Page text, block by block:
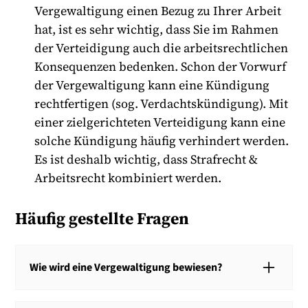
Vergewaltigung einen Bezug zu Ihrer Arbeit
hat, ist es sehr wichtig, dass Sie im Rahmen
der Verteidigung auch die arbeitsrechtlichen
Konsequenzen bedenken. Schon der Vorwurf
der Vergewaltigung kann eine Kündigung
rechtfertigen (sog. Verdachtskündigung). Mit
einer zielgerichteten Verteidigung kann eine
solche Kündigung häufig verhindert werden.
Es ist deshalb wichtig, dass Strafrecht &
Arbeitsrecht kombiniert werden.
Häufig gestellte Fragen
Wie wird eine Vergewaltigung bewiesen?